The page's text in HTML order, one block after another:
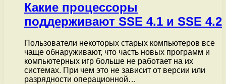
Какие процессоры
поддерживают SSE 4.1 и SSE 4.2
Пользователи некоторых старых компьютеров все
чаще обнаруживают, что часть новых программ и
компьютерных игр больше не работает на их
системах. При чем это не зависит от версии или
разрядности операционной…